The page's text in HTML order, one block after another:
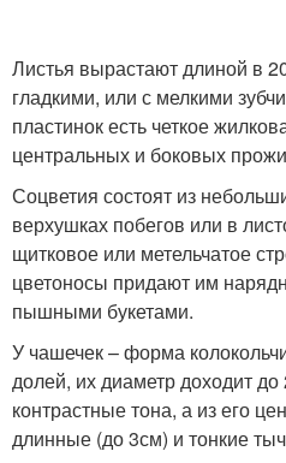
Листья вырастают длиной в
гладкими, или с мелкими
пластинок есть четкое
центральных и боковых
Соцветия состоят из
верхушках побегов или в
щитковое или метельчатое
цветоносы придают им
пышными букетами.
У чашечек – форма
долей, их диаметр доходит
контрастные тона, а из его
длинные (до 3см) и тонкие